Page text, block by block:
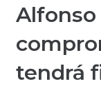
tendrá